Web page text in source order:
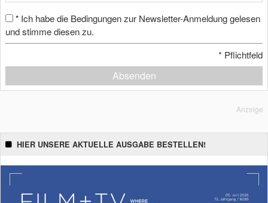
* Ich habe die Bedingungen zur Newsletter-Anmeldung gelesen
und stimme diesen zu.
* Pflichtfeld
Absenden
Anzeige
HIER UNSERE AKTUELLE AUSGABE BESTELLEN!